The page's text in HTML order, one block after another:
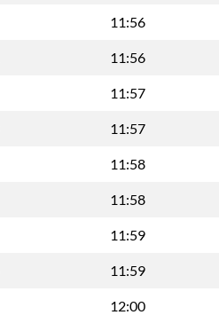
11:56
11:56
11:57
11:57
11:58
11:58
11:59
11:59
12:00